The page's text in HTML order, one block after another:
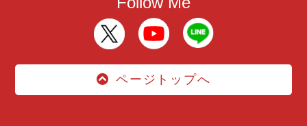
ページトップへ